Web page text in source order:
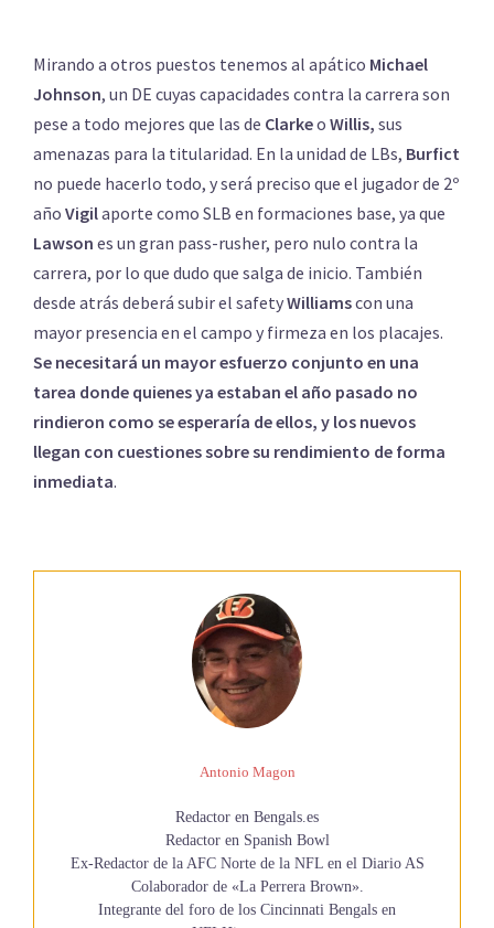
Mirando a otros puestos tenemos al apático Michael
Johnson, un DE cuyas capacidades contra la carrera son
pese a todo mejores que las de Clarkeo Willis, sus
amenazas para la titularidad. En la unidad de LBs, Burfict
no puede hacerlo todo, y será preciso que el jugador de 2º
año Vigilaporte como SLB en formaciones base, ya que
Lawson es un gran pass-rusher, pero nulo contra la
carrera, por lo que dudo que salga de inicio. También
desde atrás deberá subir el safetyWilliamscon una
mayor presencia en el campo y firmeza en los placajes.
Se necesitará un mayor esfuerzo conjunto en una
tarea donde quienes ya estaban el año pasado no
rindieron como se esperaría de ellos, y los nuevos
llegan con cuestiones sobre su rendimiento de forma
inmediata.
Antonio Magon
Redactor en Bengals.es
Redactor en Spanish Bowl
Ex-Redactor de la AFC Norte de la NFL en el Diario AS
Colaborador de «La Perrera Brown».
Integrante del foro de los Cincinnati Bengals en